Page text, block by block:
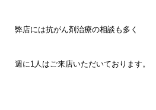
弊店には抗がん剤治療の相談も多く
週に1人はご来店いただいております。